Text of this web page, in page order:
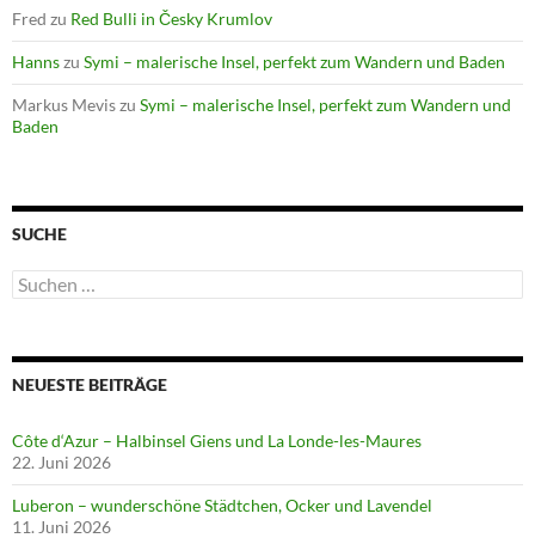
Fred zu Red Bulli in Česky Krumlov
Hannszu Symi – malerische Insel, perfekt zum Wandern und Baden
Markus Meviszu Symi – malerische Insel, perfekt zum Wandern und
Baden
SUCHE
Suchen
nach:
NEUESTE BEITRÄGE
Côte d‘Azur – Halbinsel Giens und La Londe-les-Maures
22. Juni 2026
Luberon – wunderschöne Städtchen, Ocker und Lavendel
11. Juni 2026